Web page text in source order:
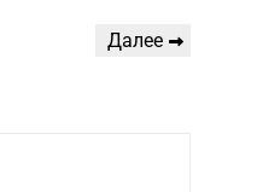
Следующая
Далее